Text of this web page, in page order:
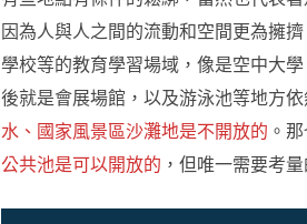
因為人與人之間的流動和空間更為擁
學校等的教育學習場域，像是空中大
後就是會展場館，以及游泳池等地方
水、國家風景區沙灘地是不開放的 。
公共池是可以開放的 ，但唯一需要考